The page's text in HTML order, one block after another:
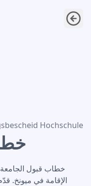
خطاب قبول الجامعة
Hochschule
خطاب قبول
الإقامة في ميونخ.